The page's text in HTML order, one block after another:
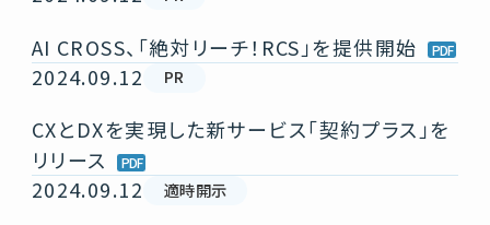
AI CROSS、「絶対リーチ！RCS」を提供開始
2024.09.12
PR
CXとDXを実現した新サービス「契約プラス」を
リリース
2024.09.12
適時開示